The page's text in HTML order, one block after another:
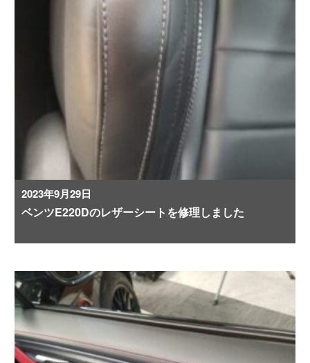
2023年9月29日
ベンツE220Dのレザーシートを修理しました